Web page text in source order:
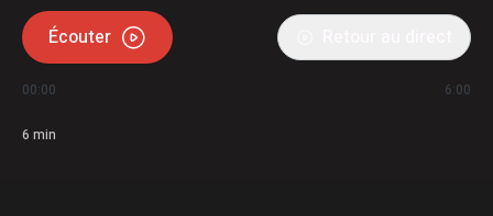
Écouter
00:00 6:00
6 min